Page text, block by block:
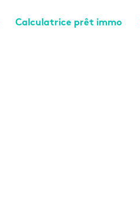
Calculatrice prêt immo